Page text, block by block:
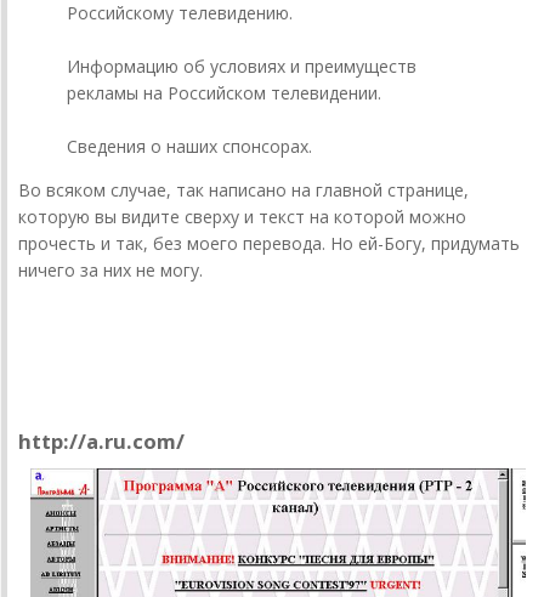
Российскому телевидению.
Информацию об условиях и преимуществ
рекламы на Российском телевидении.
Сведения о наших спонсорах.
Во всяком случае, так написано на главной странице,
которую вы видите сверху и текст на которой можно
прочесть и так, без моего перевода. Но ей-Богу, придумать
ничего за них не могу.
http://a.ru.com/